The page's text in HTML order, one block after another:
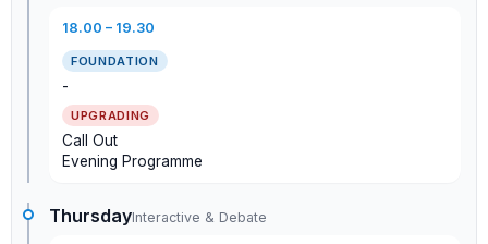
18.00 – 19.30
-
Call Out
Evening Programme
ThursdayInteractive & Debate